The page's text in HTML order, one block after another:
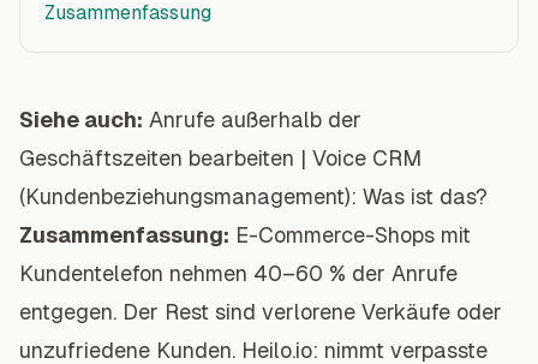
Zusammenfassung
Siehe auch: Anrufe außerhalb der
Geschäftszeiten bearbeiten | Voice CRM
(Kundenbeziehungsmanagement): Was ist das?
Zusammenfassung: E-Commerce-Shops mit
Kundentelefon nehmen 40–60 % der Anrufe
entgegen. Der Rest sind verlorene Verkäufe oder
unzufriedene Kunden. Heilo.io: nimmt verpasste